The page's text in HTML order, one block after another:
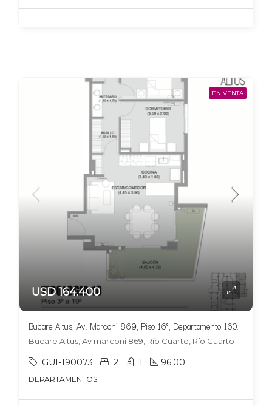
EN VENTA
USD 164.400
Bucare Altus, Av. Marconi 869, Piso 16°, Departamento 1605, Tipologia 10
Bucare Altus, Av marconi 869, Río Cuarto, Río Cuarto
GUI-190073 2 1 96.00
DEPARTAMENTOS